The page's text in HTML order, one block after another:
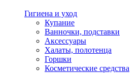
Гигиена и уход
Купание
Ванночки, подставки
Аксессуары
Халаты, полотенца
Горшки
Косметические средства